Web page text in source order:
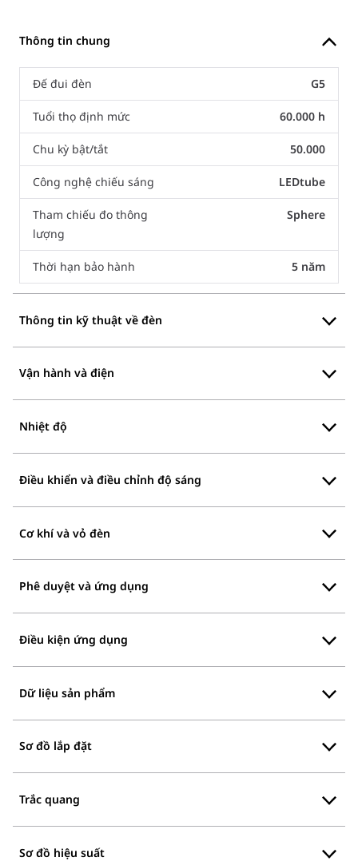
Thông tin chung
Đế đui đèn G5
Tuổi thọ định mức 60.000 h
Chu kỳ bật/tắt 50.000
Công nghệ chiếu sáng LEDtube
Tham chiếu đo thông
lượng
Sphere
Thời hạn bảo hành 5 năm
Thông tin kỹ thuật về đèn
Vận hành và điện
Nhiệt độ
Điều khiển và điều chỉnh độ sáng
Cơ khí và vỏ đèn
Phê duyệt và ứng dụng
Điều kiện ứng dụng
Dữ liệu sản phẩm
Sơ đồ lắp đặt
Trắc quang
Sơ đồ hiệu suất